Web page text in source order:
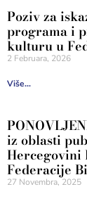
Poziv za
programa i
kulturu u
2 Februara, 2026
Više...
iz oblasti
Hercegovini
Federacije
27 Novembra, 2025